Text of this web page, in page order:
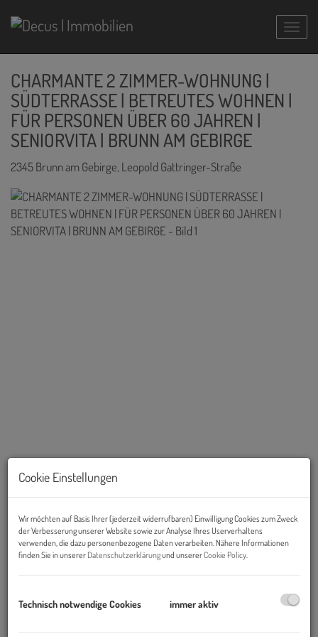
CHARMANTE 2 ZIMMER-WOHNUNG |
SÜDTERRASSE | BETREUTES WOHNEN |
FÜR PERSONEN ÜBER 60 JAHREN |
SENIORVITA | BRUNN AM GEBIRGE
2345 Brunn am Gebirge, Leopold Gattringer-Straße
Beschreibung
charmanten Marktgemeinde im Bezirk Mödling. Diese zentrale
Lage bietet eine hervorragende Infrastruktur und zahlreiche
Cookie Einstellungen
Wir möchten auf Basis Ihrer (jederzeit widerrufbaren) Einwilligung Cookies zum Zweck
der Verbesserung unserer Website sowie zur Analyse Ihres Userverhaltens
verwenden, die dazu personenbezogene Daten verarbeiten. Nähere Informationen
finden Sie in unserer Datenschutzerklärungund unsererCookie Policy
Technisch notwendige Cookies immer aktiv